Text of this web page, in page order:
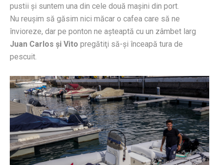
pustii şi suntem una din cele două maşini din port.
Nu reuşim să găsim nici măcar o cafea care să ne
învioreze, dar pe ponton ne aşteaptă cu un zâmbet larg
Juan Carlos şi Vito pregătiţi să-şi înceapă tura de
pescuit.